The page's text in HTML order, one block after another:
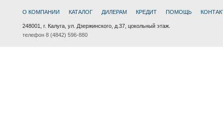
О КОМПАНИИ КАТАЛОГ ДИЛЕРАМ КРЕДИТ ПОМОЩЬ
248001, г. Калуга, ул. Дзержинского, д.37, цокольный этаж.
телефон 8 (4842) 596-880